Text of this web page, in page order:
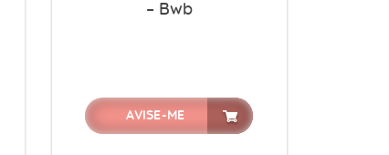
– Bwb
AVISE-ME